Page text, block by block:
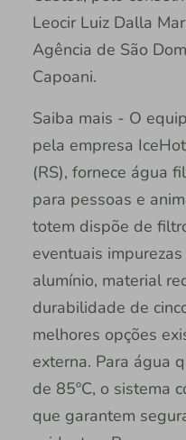
Leocir Luiz Dalla
Agência de São
Capoani.
Saiba mais - O
pela empresa
(RS), fornece água
para pessoas e
totem dispõe de
eventuais
alumínio, material
durabilidade de
melhores opções
externa. Para água
de 85ºC, o sistema
que garantem